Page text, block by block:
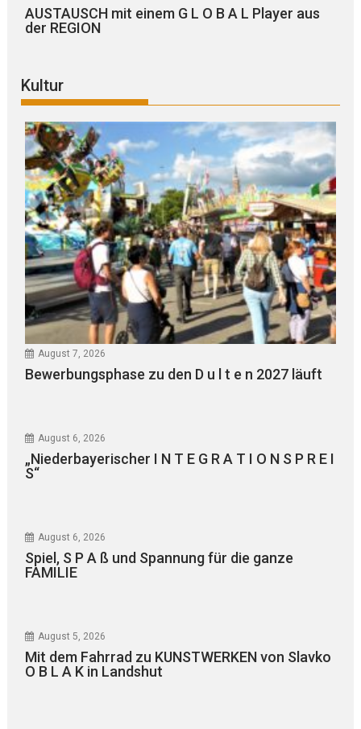
AUSTAUSCH mit einem G L O B A L Player aus
der REGION
Kultur
August 7, 2026
Bewerbungsphase zu den D u l t e n 2027 läuft
August 6, 2026
„Niederbayerischer I N T E G R A T I O N S P R E I
S“
August 6, 2026
Spiel, S P A ß und Spannung für die ganze
FAMILIE
August 5, 2026
Mit dem Fahrrad zu KUNSTWERKEN von Slavko
O B L A K in Landshut